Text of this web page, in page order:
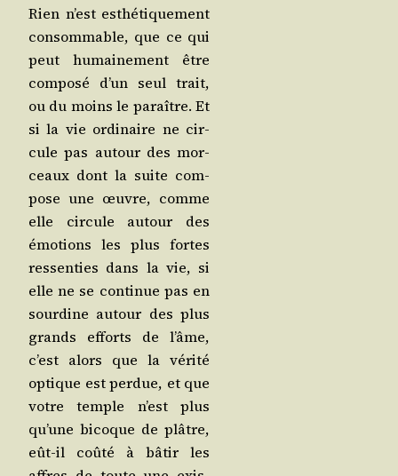
Rien n’est esthé­ti­que­ment
consom­mable, que ce qui
peut humai­ne­ment être
com­po­sé d’un seul trait,
ou du moins le paraître. Et
si la vie ordi­naire ne cir­
cule pas autour des mor­
ceaux dont la suite com­
pose une œuvre, comme
elle cir­cule autour des
émo­tions les plus fortes
res­sen­ties dans la vie, si
elle ne se conti­nue pas en
sour­dine autour des plus
grands efforts de l’âme,
c’est alors que la véri­té
optique est per­due, et que
votre temple n’est plus
qu’une bicoque de plâtre,
eût-il coû­té à bâtir les